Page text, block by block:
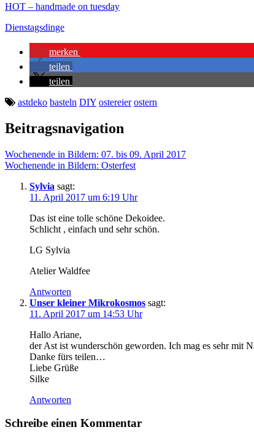
HOT – handmade on tuesday
Dienstagsdinge
merken
teilen
teilen
astdeko basteln DIY ostereier ostern
Beitragsnavigation
Wochenende in Bildern: 07. bis 09. April 2017
Wochenende in Bildern: Osterfest
Sylvia sagt:
11. April 2017 um 6:19 Uhr
Das ist eine tolle schöne Dekoidee.
Schlicht , einfach und sehr schön.
LG Sylvia
Atelier Waldfee
Antworten
Unser kleiner Mikrokosmos sagt:
11. April 2017 um 14:53 Uhr
Hallo Ariane,
der Ast ist wunderschön geworden. Ich mag es sehr mit
Danke fürs teilen…
Liebe Grüße
Silke
Antworten
Schreibe einen Kommentar